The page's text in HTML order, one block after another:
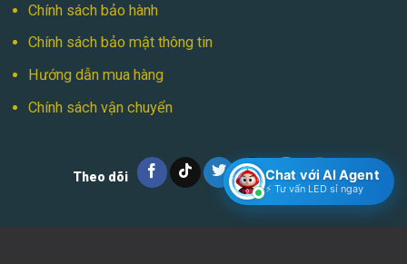
Chính sách bảo hành
Chính sách bảo mật thông tin
Hướng dẫn mua hàng
Chính sách vận chuyển
Theo dõi Chat với AI Agent
⚡ Tư vấn LED sỉ ngay